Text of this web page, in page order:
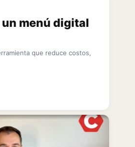
menú digital
que reduce costos,